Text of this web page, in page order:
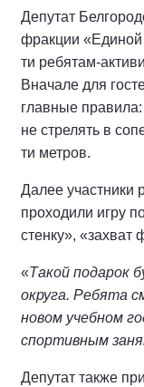
Депутат
фракции «Единой
ти ребятам-
Вначале для
главные
не стрелять в
ти метров.
Далее участники
проходили игру
стенку», «захват
«Такой подарок
округа. Ребята
новом учебном
спортивным
Депутат также